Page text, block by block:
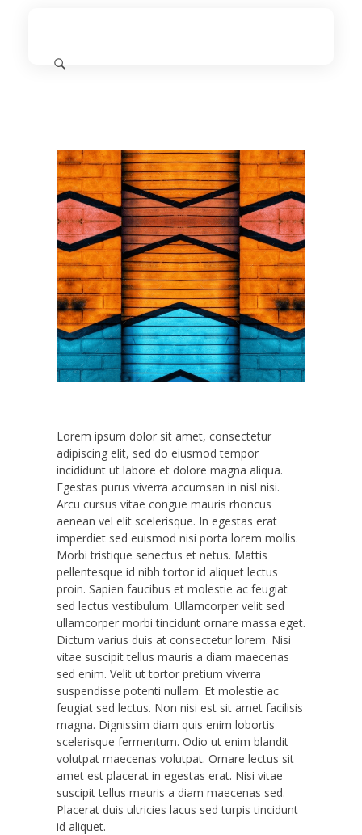
Lorem ipsum dolor sit amet, consectetur
adipiscing elit, sed do eiusmod tempor
incididunt ut labore et dolore magna aliqua.
Egestas purus viverra accumsan in nisl nisi.
Arcu cursus vitae congue mauris rhoncus
aenean vel elit scelerisque. In egestas erat
imperdiet sed euismod nisi porta lorem mollis.
Morbi tristique senectus et netus. Mattis
pellentesque id nibh tortor id aliquet lectus
proin. Sapien faucibus et molestie ac feugiat
sed lectus vestibulum. Ullamcorper velit sed
ullamcorper morbi tincidunt ornare massa eget.
Dictum varius duis at consectetur lorem. Nisi
vitae suscipit tellus mauris a diam maecenas
sed enim. Velit ut tortor pretium viverra
suspendisse potenti nullam. Et molestie ac
feugiat sed lectus. Non nisi est sit amet facilisis
magna. Dignissim diam quis enim lobortis
scelerisque fermentum. Odio ut enim blandit
volutpat maecenas volutpat. Ornare lectus sit
amet est placerat in egestas erat. Nisi vitae
suscipit tellus mauris a diam maecenas sed.
Placerat duis ultricies lacus sed turpis tincidunt
id aliquet.